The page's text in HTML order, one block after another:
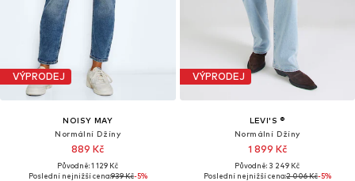
VÝPRODEJ
NOISY MAY
Normální Džíny
889 Kč
Původně: 1 129 Kč
Poslední nejnižší cena:939 Kč-5%
VÝPRODEJ
LEVI'S ®
Normální Džíny
1 899 Kč
Původně: 3 249 Kč
Poslední nejnižší cena:2 006 Kč-5%